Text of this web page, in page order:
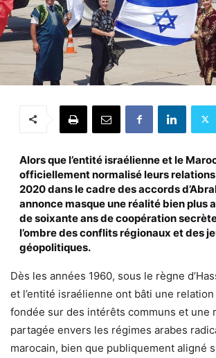
Alors que l’entité israélienne et le
officiellement normalisé leurs
2020 dans le cadre des accords
annonce masque une réalité bien plus
de soixante ans de coopération
l’ombre des conflits régionaux et des
géopolitiques.
Dès les années 1960, sous le règne
et l’entité israélienne ont bâti une
fondée sur des intérêts communs et une
partagée envers les régimes arabes
marocain, bien que publiquement aligné